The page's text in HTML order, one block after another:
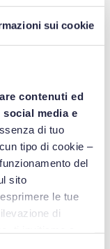
sui cookie
contenuti ed
media e
di tuo
tipo di cookie –
del
sito
le tue
di
prima dell’inizio
per
dati sono
della
dell’uomo
e by
concettuali
correttezza